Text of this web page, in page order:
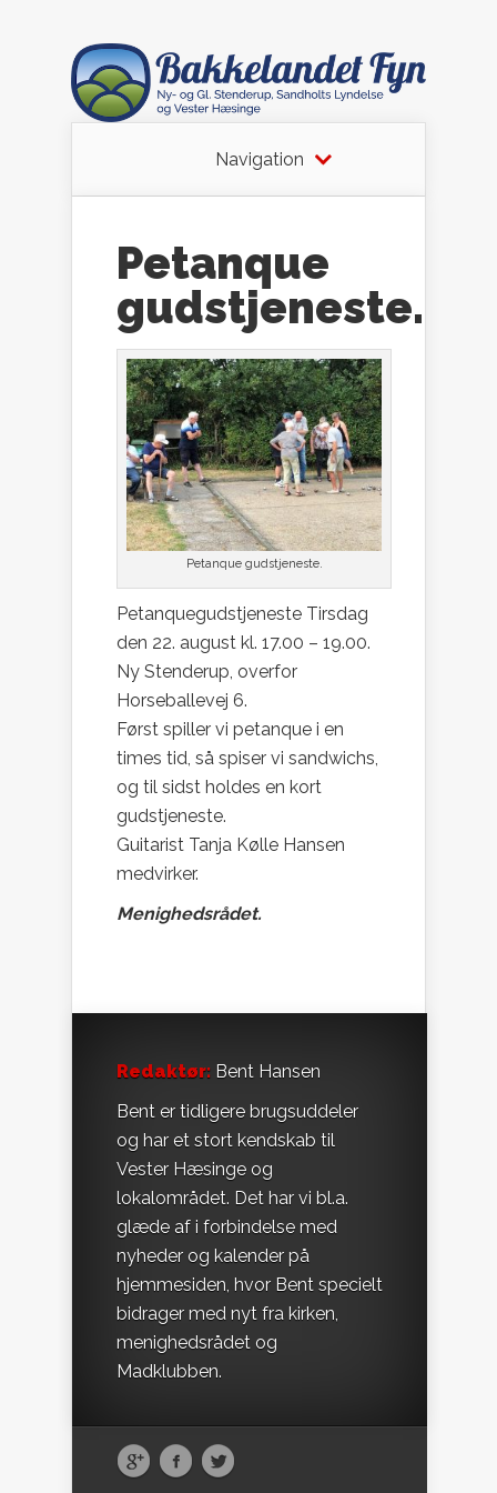
Navigation
Petanque
gudstjeneste.
Petanque gudstjeneste.
Petanquegudstjeneste Tirsdag
den 22. august kl. 17.00 – 19.00.
Ny Stenderup, overfor
Horseballevej 6.
Først spiller vi petanque i en
times tid, så spiser vi sandwichs,
og til sidst holdes en kort
gudstjeneste.
Guitarist Tanja Kølle Hansen
medvirker.
Menighedsrådet.
Redaktør: Bent Hansen
Bent er tidligere brugsuddeler
og har et stort kendskab til
Vester Hæsinge og
lokalområdet. Det har vi bl.a.
glæde af i forbindelse med
nyheder og kalender på
hjemmesiden, hvor Bent specielt
bidrager med nyt fra kirken,
menighedsrådet og
Madklubben.